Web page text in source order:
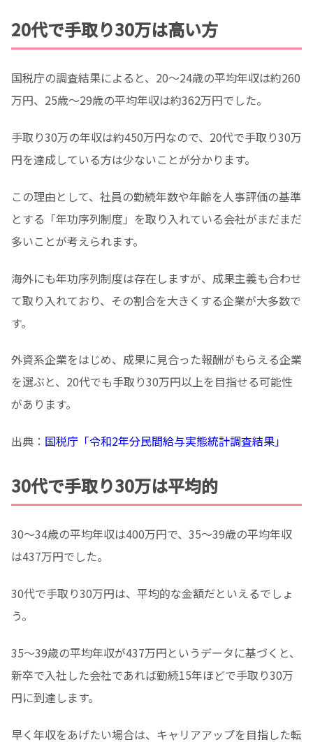
20代で手取り30万は高い方
国税庁の調査結果によると、20～24歳の平均年収は約260
万円、25歳～29歳の平均年収は約362万円でした。
手取り30万の年収は約450万円なので、20代で手取り30万
円を達成している方は少ないことが分かります。
この理由として、社員の勤続年数や年齢を人事評価の基準
とする「年功序列制度」を取り入れている会社がまだまだ
多いことが考えられます。
海外にも年功序列制度は存在しますが、成果主義も合わせ
て取り入れており、その割合を大きくする企業が大多数で
す。
外資系企業をはじめ、成果に見合った報酬がもらえる企業
を選ぶと、20代でも手取り30万円以上を目指せる可能性
があります。
出典： 国税庁「令和2年分民間給与実態統計調査結果」
30代で手取り30万は平均的
30～34歳の平均年収は400万円で、35～39歳の平均年収
は437万円でした。
30代で手取り30万円は、平均的な金額だといえるでしょ
う。
35～39歳の平均年収が437万円というデータに基づくと、
新卒で入社した会社であれば勤続15年ほどで手取り30万
円に到達します。
早く年収をあげたい場合は、キャリアアップを目指した転